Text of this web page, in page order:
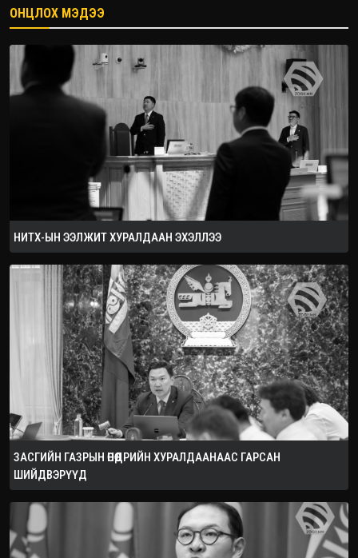
2026.08.08
ОНЦЛОХ МЭДЭЭ
НИТХ-ЫН ЭЭЛЖИТ ХУРАЛДААН ЭХЭЛЛЭЭ
ЗАСГИЙН ГАЗРЫН ӨНӨӨДРИЙН ХУРАЛДААНААС ГАРСАН
ШИЙДВЭРҮҮД